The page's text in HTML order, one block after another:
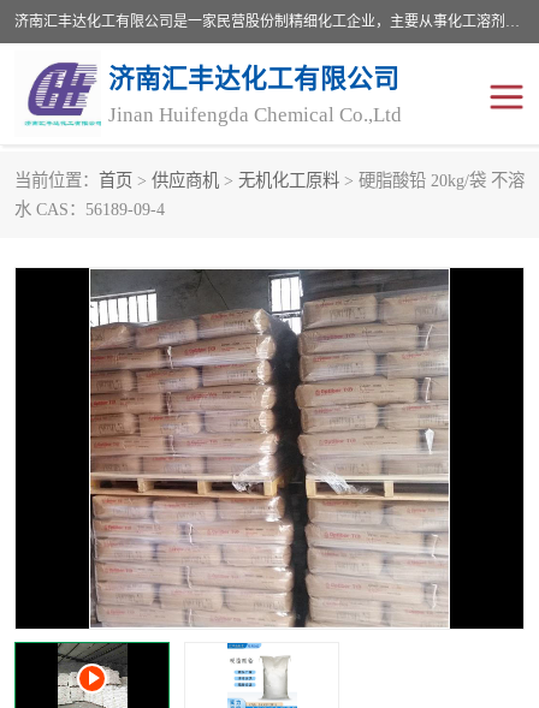
济南汇丰达化工有限公司是一家民营股份制精细化工企业，主要从事化工溶剂、药用辅料、合成中间体等深加工产品的研制开发、生产、销售和进出口贸易。主营产品：环氧丙烷，十二烷基苯，甲基磺酸，磺酸，DMF，DMAC，甘油，苯甲醇，乙酰氯，甲基丙烯酸，甲基丙烯酸甲酯，叔丁醇，异辛酸，二乙烯三胺，一乙，二乙‎，三乙醇胺，原乙酸三甲酯等化工产品及中间体。欢迎各界朋友洽谈咨询业务。
济南汇丰达化工有限公司
Jinan Huifengda Chemical Co.,Ltd
当前位置： 首页 > 供应商机 > 无机化工原料 > 硬脂酸铅 20kg/袋 不溶
水 CAS：56189-09-4
胺类
醇类 醚类
酚类
羧酸衍生物 无机化工原料
无机盐 有机溶剂
添加剂助剂 十二烷基苯
十二烷基苯磺酸 甲醇钠
乙醇钠 三乙胺
丙二醇甲醚醋酸酯